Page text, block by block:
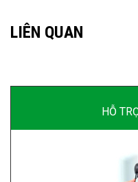
LIÊN QUAN
HỖ